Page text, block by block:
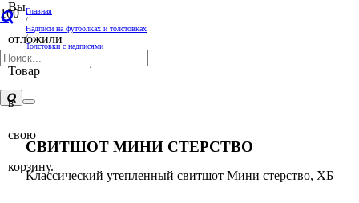
Вы
отложили
Товар
в
свою
корзину.
Главная
/
Надписи на футболках и толстовках
/
Толстовки с надписями
/
Свитшот Мини стерство
СВИТШОТ МИНИ СТЕРСТВО
Классический утепленный свитшот Мини стерство, ХБ